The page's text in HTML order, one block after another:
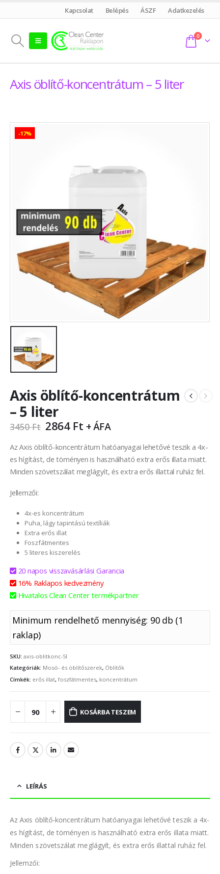
Kapcsolat Belépés ÁSZF Adatkezelés
0
Axis öblítő-koncentrátum – 5 liter
-17%
Axis öblítő-koncentrátum
– 5 liter
3450Ft 2864 Ft + ÁFA
Az Axis öblítő-koncentrátum hatóanyagai lehetővé teszik a 4x-
es hígítást, de töményen is használható extra erős illata miatt.
Minden szövetszálat meglágyít, és extra erős illattal ruház fel.
Jellemzői:
4x-es koncentrátum
Puha, lágy tapintású textíliák
Extra erős illat
Foszfátmentes
5 literes kiszerelés
20 napos visszavásárlási Garancia
16% Raklapos kedvezmény
Hivatalos Clean Center termékpartner
Minimum rendelhető mennyiség: 90 db (1
raklap)
SKU: axis-oblitkonc-5l
Kategóriák: Mosó- és öblítőszerek, Öblítők
Címkék: erős illat, foszfátmentes, koncentrátum
KOSÁRBA TESZEM
LEÍRÁS
Az Axis öblítő-koncentrátum hatóanyagai lehetővé teszik a 4x-
es hígítást, de töményen is használható extra erős illata miatt.
Minden szövetszálat meglágyít, és extra erős illattal ruház fel.
Jellemzői: